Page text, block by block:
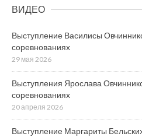
ВИДЕО
Выступление Василисы
соревнованиях
29 мая 2026
Выступления Ярослава
соревнованиях
20 апреля 2026
Выступление Маргариты